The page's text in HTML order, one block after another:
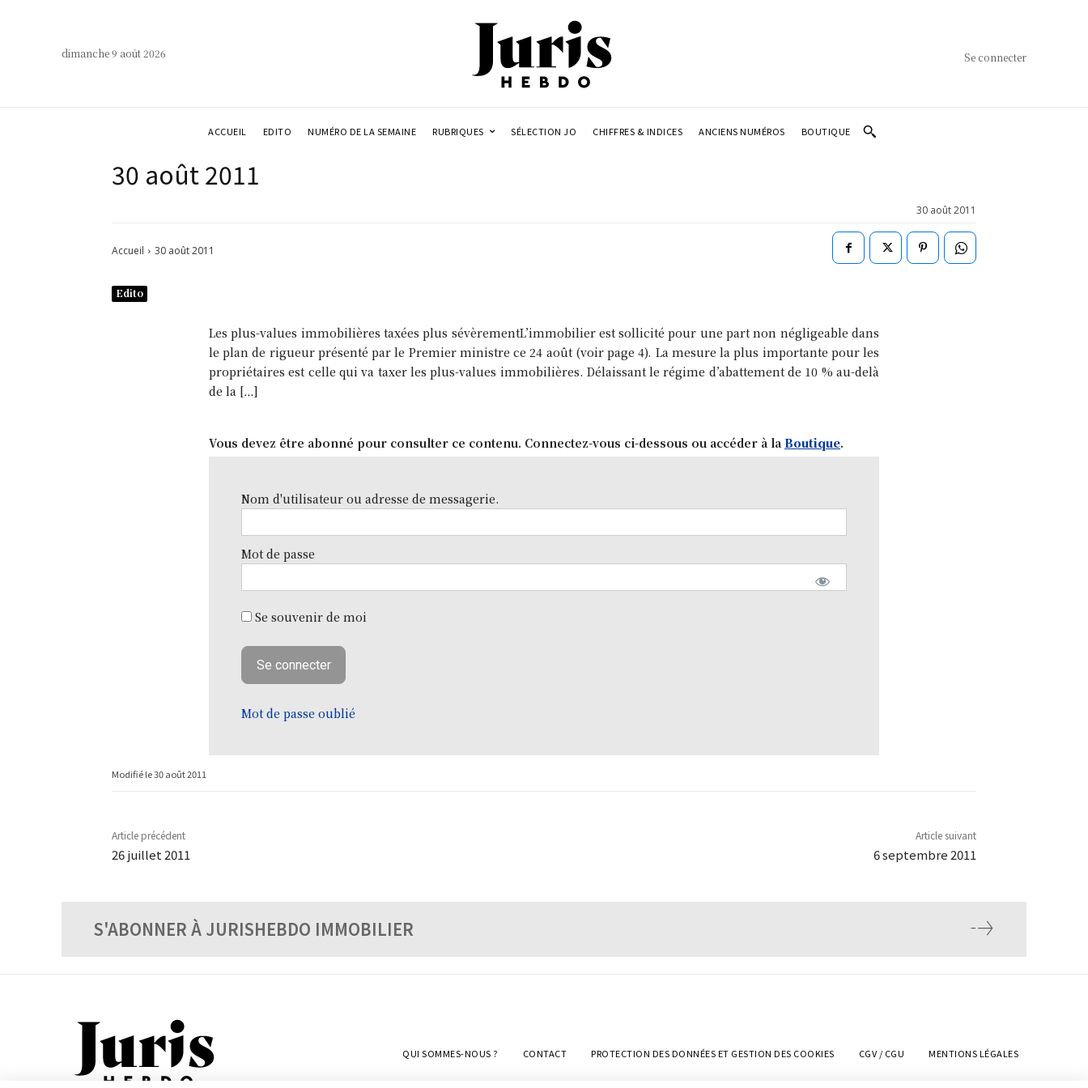
dimanche 9 août 2026 Se connecter
ACCUEIL EDITO NUMÉRO DE LA SEMAINE RUBRIQUES SÉLECTION JO CHIFFRES & INDICES ANCIENS NUMÉROS BOUTIQUE
30 août 2011
30 août 2011
Accueil 30 août 2011
Edito
Les plus-values immobilières taxées plus sévèrementL’immobilier est sollicité pour une part non négligeable dans
le plan de rigueur présenté par le Premier ministre ce 24 août (voir page 4). La mesure la plus importante pour les
propriétaires est celle qui va taxer les plus-values immobilières. Délaissant le régime d’abattement de 10 % au-delà
de la […]
Vous devez être abonné pour consulter ce contenu. Connectez-vous ci-dessous ou accéder à la Boutique.
Nom d'utilisateur ou adresse de messagerie.
Mot de passe
Se souvenir de moi
Mot de passe oublié
Modifié le30 août 2011
Article précédent
26 juillet 2011
Article suivant
6 septembre 2011
S'ABONNER À JURISHEBDO IMMOBILIER
QUI SOMMES-NOUS ? CONTACT PROTECTION DES DONNÉES ET GESTION DES COOKIES CGV / CGU MENTIONS LÉGALES